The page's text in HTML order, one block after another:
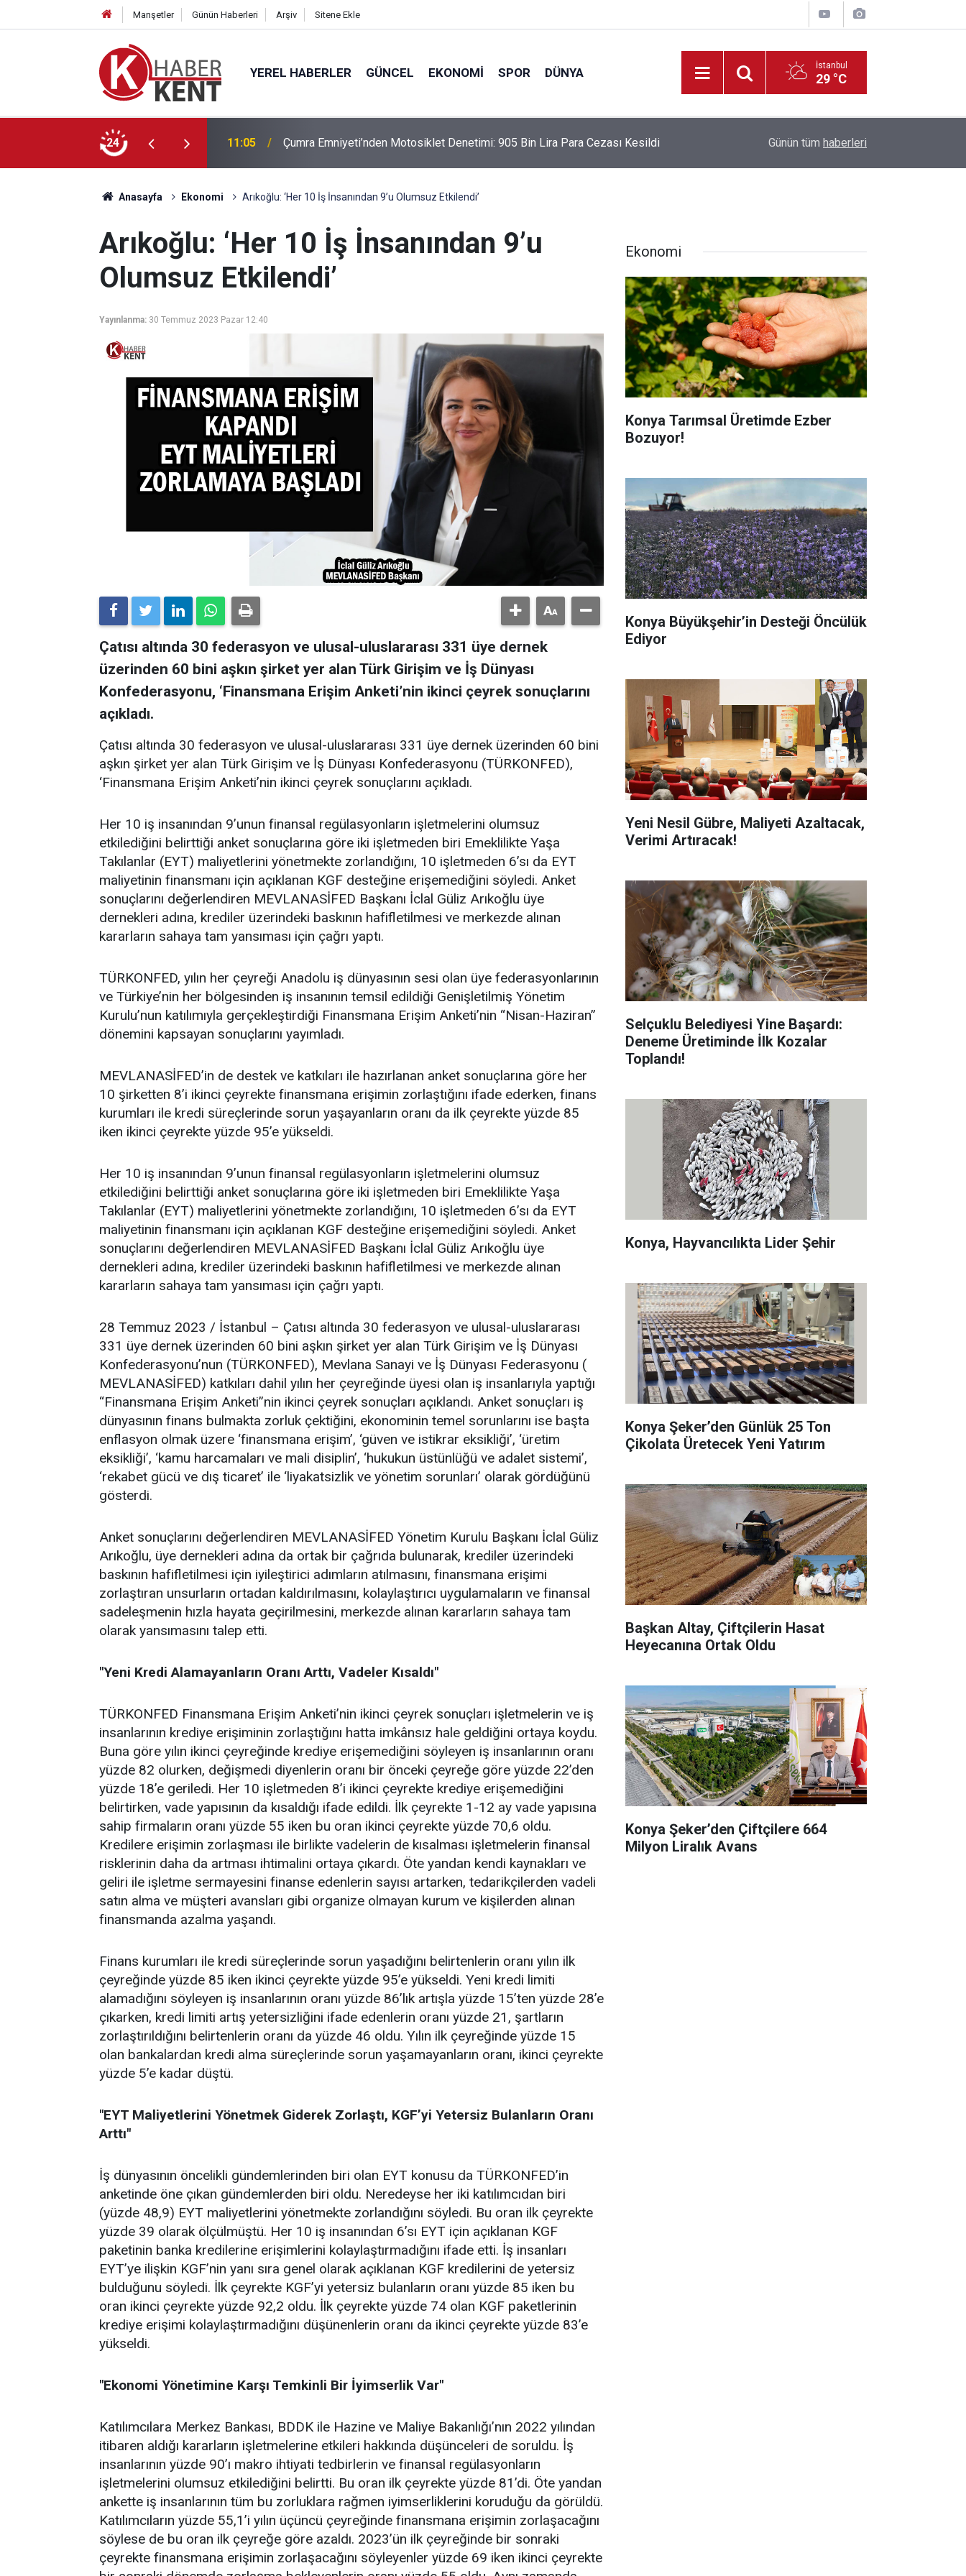
Manşetler Günün Haberleri Arşiv Sitene Ekle
YEREL HABERLER GÜNCEL EKONOMI SPOR DÜNYA İstanbul
29 °C
24
İHA-1 Eğitimi Tamamlandı 11:05 Çumra Emniyeti’nden Motosiklet Denetimi: 905 Bin Lira Para Cezası Kesildi
Yakalandı
Günün tüm haberleri
Anasayfa Ekonomi Arıkoğlu: ‘Her 10 İş İnsanından 9’u Olumsuz Etkilendi’
Arıkoğlu: ‘Her 10 İş İnsanından 9’u
Olumsuz Etkilendi’
Yayınlanma: 30 Temmuz 2023 Pazar 12:40
Çatısı altında 30 federasyon ve ulusal-uluslararası 331 üye dernek
üzerinden 60 bini aşkın şirket yer alan Türk Girişim ve İş Dünyası
Konfederasyonu, ‘Finansmana Erişim Anketi’nin ikinci çeyrek sonuçlarını
açıkladı.
Çatısı altında 30 federasyon ve ulusal-uluslararası 331 üye dernek üzerinden 60 bini
aşkın şirket yer alan Türk Girişim ve İş Dünyası Konfederasyonu (TÜRKONFED),
‘Finansmana Erişim Anketi’nin ikinci çeyrek sonuçlarını açıkladı.
Her 10 iş insanından 9’unun finansal regülasyonların işletmelerini olumsuz
etkilediğini belirttiği anket sonuçlarına göre iki işletmeden biri Emeklilikte Yaşa
Takılanlar (EYT) maliyetlerini yönetmekte zorlandığını, 10 işletmeden 6’sı da EYT
maliyetinin finansmanı için açıklanan KGF desteğine erişemediğini söyledi. Anket
sonuçlarını değerlendiren MEVLANASİFED Başkanı İclal Güliz Arıkoğlu üye
dernekleri adına, krediler üzerindeki baskının hafifletilmesi ve merkezde alınan
kararların sahaya tam yansıması için çağrı yaptı.
TÜRKONFED, yılın her çeyreği Anadolu iş dünyasının sesi olan üye federasyonlarının
ve Türkiye’nin her bölgesinden iş insanının temsil edildiği Genişletilmiş Yönetim
Kurulu’nun katılımıyla gerçekleştirdiği Finansmana Erişim Anketi’nin “Nisan-Haziran”
dönemini kapsayan sonuçlarını yayımladı.
MEVLANASİFED’in de destek ve katkıları ile hazırlanan anket sonuçlarına göre her
10 şirketten 8’i ikinci çeyrekte finansmana erişimin zorlaştığını ifade ederken, finans
kurumları ile kredi süreçlerinde sorun yaşayanların oranı da ilk çeyrekte yüzde 85
iken ikinci çeyrekte yüzde 95’e yükseldi.
Her 10 iş insanından 9’unun finansal regülasyonların işletmelerini olumsuz
etkilediğini belirttiği anket sonuçlarına göre iki işletmeden biri Emeklilikte Yaşa
Takılanlar (EYT) maliyetlerini yönetmekte zorlandığını, 10 işletmeden 6’sı da EYT
maliyetinin finansmanı için açıklanan KGF desteğine erişemediğini söyledi. Anket
sonuçlarını değerlendiren MEVLANASİFED Başkanı İclal Güliz Arıkoğlu üye
dernekleri adına, krediler üzerindeki baskının hafifletilmesi ve merkezde alınan
kararların sahaya tam yansıması için çağrı yaptı.
28 Temmuz 2023 / İstanbul – Çatısı altında 30 federasyon ve ulusal-uluslararası
331 üye dernek üzerinden 60 bini aşkın şirket yer alan Türk Girişim ve İş Dünyası
Konfederasyonu’nun (TÜRKONFED), Mevlana Sanayi ve İş Dünyası Federasyonu (
MEVLANASİFED) katkıları dahil yılın her çeyreğinde üyesi olan iş insanlarıyla yaptığı
“Finansmana Erişim Anketi”nin ikinci çeyrek sonuçları açıklandı. Anket sonuçları iş
dünyasının finans bulmakta zorluk çektiğini, ekonominin temel sorunlarını ise başta
enflasyon olmak üzere ‘finansmana erişim’, ‘güven ve istikrar eksikliği’, ‘üretim
eksikliği’, ‘kamu harcamaları ve mali disiplin’, ‘hukukun üstünlüğü ve adalet sistemi’,
‘rekabet gücü ve dış ticaret’ ile ‘liyakatsizlik ve yönetim sorunları’ olarak gördüğünü
gösterdi.
Anket sonuçlarını değerlendiren MEVLANASİFED Yönetim Kurulu Başkanı İclal Güliz
Arıkoğlu, üye dernekleri adına da ortak bir çağrıda bulunarak, krediler üzerindeki
baskının hafifletilmesi için iyileştirici adımların atılmasını, finansmana erişimi
zorlaştıran unsurların ortadan kaldırılmasını, kolaylaştırıcı uygulamaların ve finansal
sadeleşmenin hızla hayata geçirilmesini, merkezde alınan kararların sahaya tam
olarak yansımasını talep etti.
"Yeni Kredi Alamayanların Oranı Arttı, Vadeler Kısaldı"
TÜRKONFED Finansmana Erişim Anketi’nin ikinci çeyrek sonuçları işletmelerin ve iş
insanlarının krediye erişiminin zorlaştığını hatta imkânsız hale geldiğini ortaya koydu.
Buna göre yılın ikinci çeyreğinde krediye erişemediğini söyleyen iş insanlarının oranı
yüzde 82 olurken, değişmedi diyenlerin oranı bir önceki çeyreğe göre yüzde 22’den
yüzde 18’e geriledi. Her 10 işletmeden 8’i ikinci çeyrekte krediye erişemediğini
belirtirken, vade yapısının da kısaldığı ifade edildi. İlk çeyrekte 1-12 ay vade yapısına
sahip firmaların oranı yüzde 55 iken bu oran ikinci çeyrekte yüzde 70,6 oldu.
Kredilere erişimin zorlaşması ile birlikte vadelerin de kısalması işletmelerin finansal
risklerinin daha da artması ihtimalini ortaya çıkardı. Öte yandan kendi kaynakları ve
geliri ile işletme sermayesini finanse edenlerin sayısı artarken, tedarikçilerden vadeli
satın alma ve müşteri avansları gibi organize olmayan kurum ve kişilerden alınan
finansmanda azalma yaşandı.
Finans kurumları ile kredi süreçlerinde sorun yaşadığını belirtenlerin oranı yılın ilk
çeyreğinde yüzde 85 iken ikinci çeyrekte yüzde 95’e yükseldi. Yeni kredi limiti
alamadığını söyleyen iş insanlarının oranı yüzde 86’lık artışla yüzde 15’ten yüzde 28’e
çıkarken, kredi limiti artış yetersizliğini ifade edenlerin oranı yüzde 21, şartların
zorlaştırıldığını belirtenlerin oranı da yüzde 46 oldu. Yılın ilk çeyreğinde yüzde 15
olan bankalardan kredi alma süreçlerinde sorun yaşamayanların oranı, ikinci çeyrekte
yüzde 5’e kadar düştü.
"EYT Maliyetlerini Yönetmek Giderek Zorlaştı, KGF’yi Yetersiz Bulanların Oranı
Arttı"
İş dünyasının öncelikli gündemlerinden biri olan EYT konusu da TÜRKONFED’in
anketinde öne çıkan gündemlerden biri oldu. Neredeyse her iki katılımcıdan biri
(yüzde 48,9) EYT maliyetlerini yönetmekte zorlandığını söyledi. Bu oran ilk çeyrekte
yüzde 39 olarak ölçülmüştü. Her 10 iş insanından 6’sı EYT için açıklanan KGF
paketinin banka kredilerine erişimlerini kolaylaştırmadığını ifade etti. İş insanları
EYT’ye ilişkin KGF’nin yanı sıra genel olarak açıklanan KGF kredilerini de yetersiz
bulduğunu söyledi. İlk çeyrekte KGF’yi yetersiz bulanların oranı yüzde 85 iken bu
oran ikinci çeyrekte yüzde 92,2 oldu. İlk çeyrekte yüzde 74 olan KGF paketlerinin
krediye erişimi kolaylaştırmadığını düşünenlerin oranı da ikinci çeyrekte yüzde 83’e
yükseldi.
"Ekonomi Yönetimine Karşı Temkinli Bir İyimserlik Var"
Katılımcılara Merkez Bankası, BDDK ile Hazine ve Maliye Bakanlığı’nın 2022 yılından
itibaren aldığı kararların işletmelerine etkileri hakkında düşünceleri de soruldu. İş
insanlarının yüzde 90’ı makro ihtiyati tedbirlerin ve finansal regülasyonların
işletmelerini olumsuz etkilediğini belirtti. Bu oran ilk çeyrekte yüzde 81’di. Öte yandan
ankette iş insanlarının tüm bu zorluklara rağmen iyimserliklerini koruduğu da görüldü.
Katılımcıların yüzde 55,1’i yılın üçüncü çeyreğinde finansmana erişimin zorlaşacağını
söylese de bu oran ilk çeyreğe göre azaldı. 2023’ün ilk çeyreğinde bir sonraki
çeyrekte finansmana erişimin zorlaşacağını söyleyenler yüzde 69 iken ikinci çeyrekte
Ekonomi
Konya Tarımsal Üretimde Ezber
Bozuyor!
Konya Büyükşehir’in Desteği Öncülük
Ediyor
Yeni Nesil Gübre, Maliyeti Azaltacak,
Verimi Artıracak!
Selçuklu Belediyesi Yine Başardı:
Deneme Üretiminde İlk Kozalar
Toplandı!
Konya, Hayvancılıkta Lider Şehir
Konya Şeker’den Günlük 25 Ton
Çikolata Üretecek Yeni Yatırım
Başkan Altay, Çiftçilerin Hasat
Heyecanına Ortak Oldu
Konya Şeker’den Çiftçilere 664
Milyon Liralık Avans